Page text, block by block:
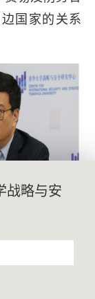
国家的关系
战略与安